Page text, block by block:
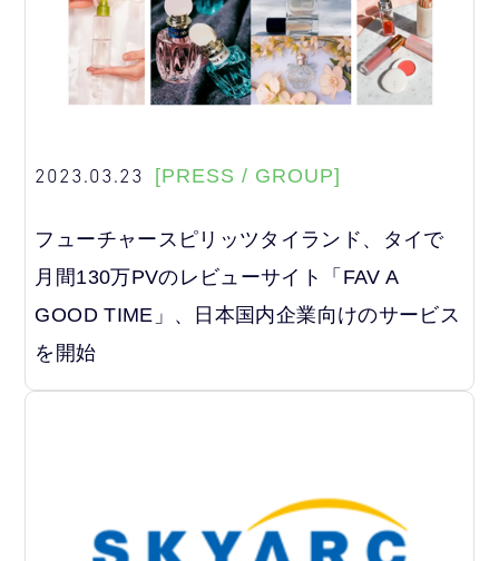
2023.03.23 [PRESS / GROUP]
フューチャースピリッツタイランド、タイで
月間130万PVのレビューサイト「FAV A
GOOD TIME」、日本国内企業向けのサービス
を開始